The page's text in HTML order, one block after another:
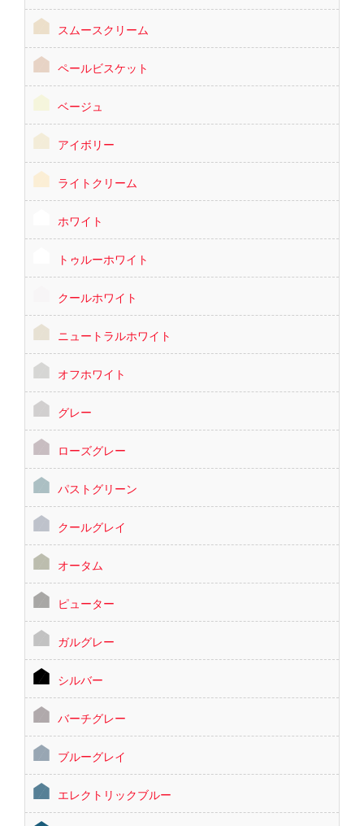
スムースクリーム
ペールビスケット
ベージュ
アイボリー
ライトクリーム
ホワイト
トゥルーホワイト
クールホワイト
ニュートラルホワイト
オフホワイト
グレー
ローズグレー
パストグリーン
クールグレイ
オータム
ピューター
ガルグレー
シルバー
バーチグレー
ブルーグレイ
エレクトリックブルー